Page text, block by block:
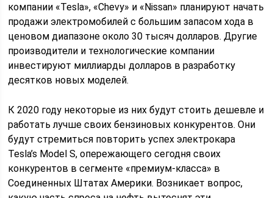
компании «Tesla», «Chevy» и «Nissan» планируют начать
продажи электромобилей с большим запасом хода в
ценовом диапазоне около 30 тысяч долларов. Другие
производители и технологические компании
инвестируют миллиарды долларов в разработку
десятков новых моделей.
К 2020 году некоторые из них будут стоить дешевле и
работать лучше своих бензиновых конкурентов. Они
будут стремиться повторить успех электрокара
Tesla’s Model S, опережающего сегодня своих
конкурентов в сегменте «премиум-класса» в
Соединенных Штатах Америки. Возникает вопрос,